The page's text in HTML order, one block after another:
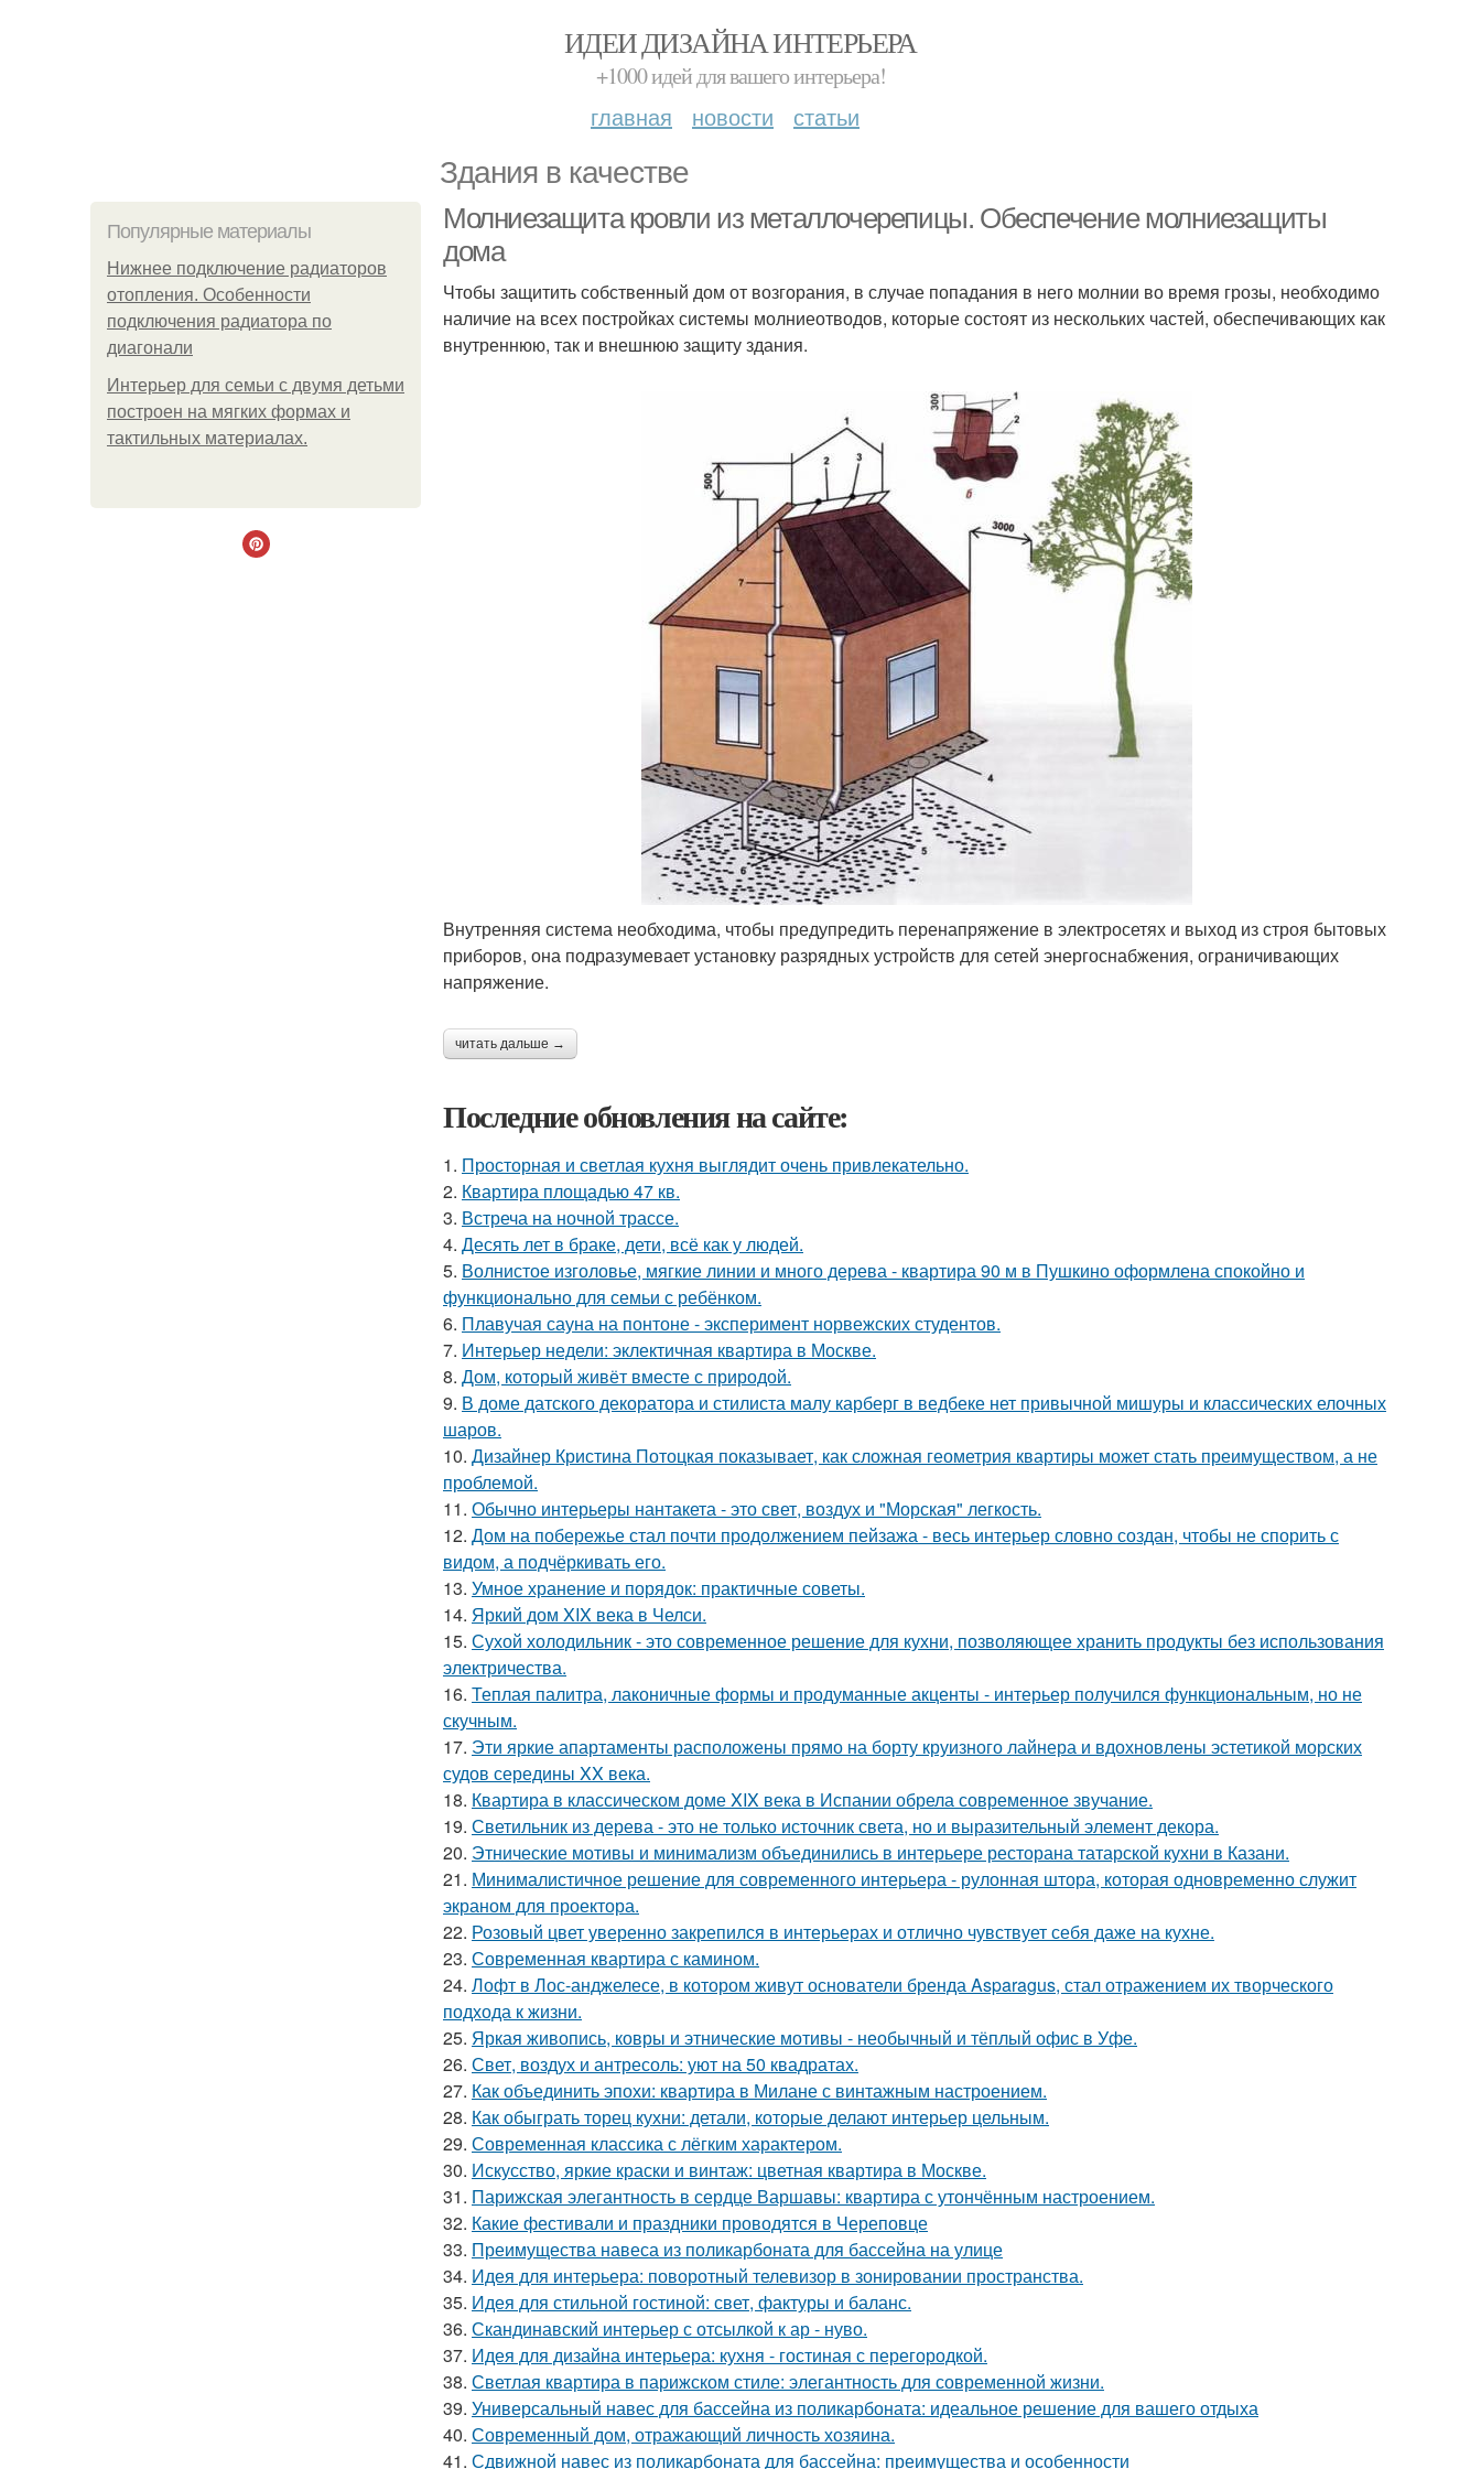
ИДЕИ ДИЗАЙНА ИНТЕРЬЕРА
+1000 идей для вашего интерьера!
главная новости статьи
Здания в качестве
Популярные материалы
Нижнее подключение радиаторов
отопления. Особенности
подключения радиатора по
диагонали
Интерьер для семьи с двумя детьми
построен на мягких формах и
тактильных материалах.
Молниезащита кровли из металлочерепицы. Обеспечение молниезащиты
дома
Чтобы защитить собственный дом от возгорания, в случае попадания в него молнии во время грозы, необходимо
наличие на всех постройках системы молниеотводов, которые состоят из нескольких частей, обеспечивающих как
внутреннюю, так и внешнюю защиту здания.
Внутренняя система необходима, чтобы предупредить перенапряжение в электросетях и выход из строя бытовых
приборов, она подразумевает установку разрядных устройств для сетей энергоснабжения, ограничивающих
напряжение.
читать дальше →
Последние обновления на сайте:
1. Просторная и светлая кухня выглядит очень привлекательно.
2. Квартира площадью 47 кв.
3. Встреча на ночной трассе.
4. Десять лет в браке, дети, всё как у людей.
5. Волнистое изголовье, мягкие линии и много дерева - квартира 90 м в Пушкино оформлена спокойно и
функционально для семьи с ребёнком.
6. Плавучая сауна на понтоне - эксперимент норвежских студентов.
7. Интерьер недели: эклектичная квартира в Москве.
8. Дом, который живёт вместе с природой.
9. В доме датского декоратора и стилиста малу карберг в ведбеке нет привычной мишуры и классических елочных
шаров.
10. Дизайнер Кристина Потоцкая показывает, как сложная геометрия квартиры может стать преимуществом, а не
проблемой.
11. Обычно интерьеры нантакета - это свет, воздух и "Морская" легкость.
12. Дом на побережье стал почти продолжением пейзажа - весь интерьер словно создан, чтобы не спорить с
видом, а подчёркивать его.
13. Умное хранение и порядок: практичные советы.
14. Яркий дом XIX века в Челси.
15. Сухой холодильник - это современное решение для кухни, позволяющее хранить продукты без использования
электричества.
16. Теплая палитра, лаконичные формы и продуманные акценты - интерьер получился функциональным, но не
скучным.
17. Эти яркие апартаменты расположены прямо на борту круизного лайнера и вдохновлены эстетикой морских
судов середины XX века.
18. Квартира в классическом доме XIX века в Испании обрела современное звучание.
19. Светильник из дерева - это не только источник света, но и выразительный элемент декора.
20. Этнические мотивы и минимализм объединились в интерьере ресторана татарской кухни в Казани.
21. Минималистичное решение для современного интерьера - рулонная штора, которая одновременно служит
экраном для проектора.
22. Розовый цвет уверенно закрепился в интерьерах и отлично чувствует себя даже на кухне.
23. Современная квартира с камином.
24. Лофт в Лос-анджелесе, в котором живут основатели бренда Asparagus, стал отражением их творческого
подхода к жизни.
25. Яркая живопись, ковры и этнические мотивы - необычный и тёплый офис в Уфе.
26. Свет, воздух и антресоль: уют на 50 квадратах.
27. Как объединить эпохи: квартира в Милане с винтажным настроением.
28. Как обыграть торец кухни: детали, которые делают интерьер цельным.
29. Современная классика с лёгким характером.
30. Искусство, яркие краски и винтаж: цветная квартира в Москве.
31. Парижская элегантность в сердце Варшавы: квартира с утончённым настроением.
32. Какие фестивали и праздники проводятся в Череповце
33. Преимущества навеса из поликарбоната для бассейна на улице
34. Идея для интерьера: поворотный телевизор в зонировании пространства.
35. Идея для стильной гостиной: свет, фактуры и баланс.
36. Скандинавский интерьер с отсылкой к ар - нуво.
37. Идея для дизайна интерьера: кухня - гостиная с перегородкой.
38. Светлая квартира в парижском стиле: элегантность для современной жизни.
39. Универсальный навес для бассейна из поликарбоната: идеальное решение для вашего отдыха
40. Современный дом, отражающий личность хозяина.
41. Сдвижной навес из поликарбоната для бассейна: преимущества и особенности